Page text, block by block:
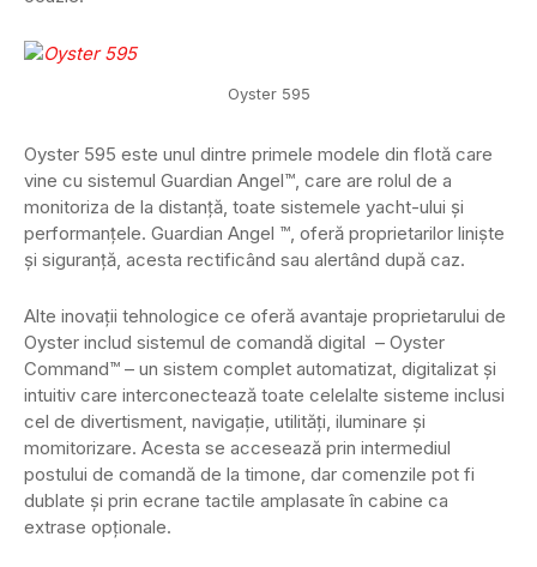
Oyster 595
Oyster 595 este unul dintre primele modele din flotă care
vine cu sistemul Guardian Angel™, care are rolul de a
monitoriza de la distanță, toate sistemele yacht-ului și
performanțele. Guardian Angel ™, oferă proprietarilor liniște
și siguranță, acesta rectificând sau alertând după caz.
Alte inovații tehnologice ce oferă avantaje proprietarului de
Oyster includ sistemul de comandă digital – Oyster
Command™ – un sistem complet automatizat, digitalizat și
intuitiv care interconectează toate celelalte sisteme inclusi
cel de divertisment, navigație, utilități, iluminare și
momitorizare. Acesta se accesează prin intermediul
postului de comandă de la timone, dar comenzile pot fi
dublate și prin ecrane tactile amplasate în cabine ca
extrase opționale.